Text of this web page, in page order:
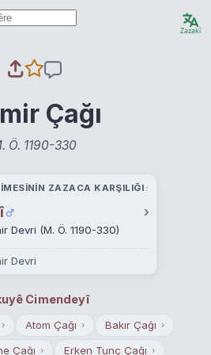
Zazakî
Çağı
Ö. 1190-330
ZAZACA KARŞILIĞI
›
Devri (M. Ö. 1190-330)
Devri
Cimendeyî
› Atom Çağı › Bakır Çağı ›
Çağı › Erken Tunç Çağı ›